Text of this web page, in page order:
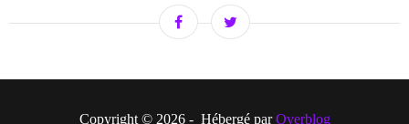
Copyright © 2026 - Hébergé parOverblog